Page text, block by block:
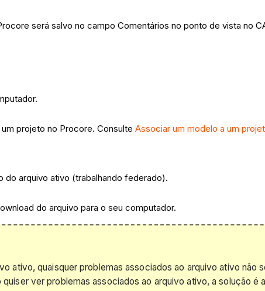
será salvo no campo Comentários no ponto de vista no
projeto no Procore. ConsulteAssociar um modelo a um
do arquivo ativo (trabalhando federado).
do arquivo para o seu computador.
ativo, quaisquer problemas associados ao arquivo ativo não
ver problemas associados ao arquivo ativo, a solução